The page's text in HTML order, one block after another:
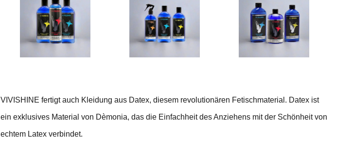
VIVISHINE fertigt auch Kleidung aus Datex, diesem revolutionären Fetischmaterial. Datex ist
ein exklusives Material von Dèmonia, das die Einfachheit des Anziehens mit der Schönheit von
echtem Latex verbindet.